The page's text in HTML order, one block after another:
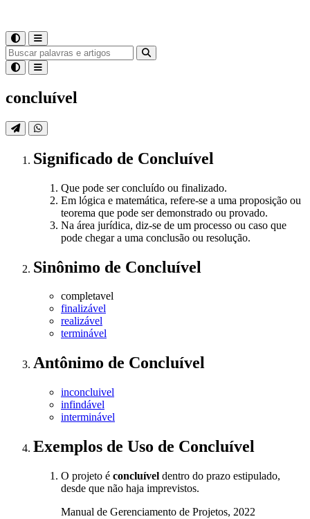
concluível
Significado de Concluível
Que pode ser concluído ou finalizado.
Em lógica e matemática, refere-se a uma proposição ou
teorema que pode ser demonstrado ou provado.
Na área jurídica, diz-se de um processo ou caso que
pode chegar a uma conclusão ou resolução.
Sinônimo de Concluível
completavel
finalizável
realizável
terminável
Antônimo de Concluível
inconcluivel
infindável
interminável
Exemplos de Uso de Concluível
O projeto é concluível dentro do prazo estipulado,
desde que não haja imprevistos.
Manual de Gerenciamento de Projetos, 2022